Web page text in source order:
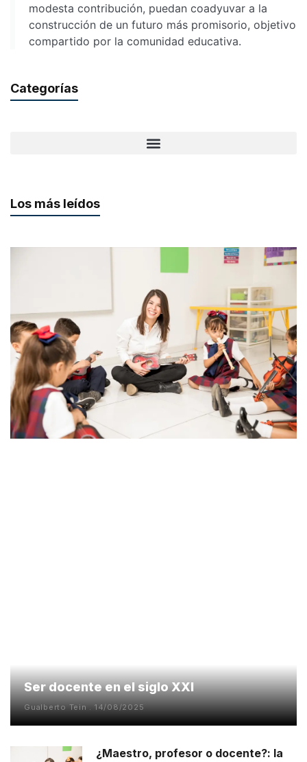
modesta contribución, puedan coadyuvar a la
construcción de un futuro más promisorio, objetivo
compartido por la comunidad educativa.
Categorías
Los más leídos
Ser docente en el siglo XXI
Gualberto Tein 14/08/2025
¿Maestro, profesor o docente?: la